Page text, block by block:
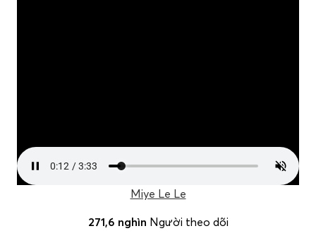
Miye Le Le
271,6 nghìn Người theo dõi